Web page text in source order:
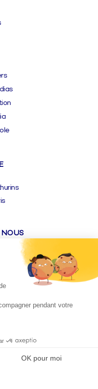
COMMUNICATION